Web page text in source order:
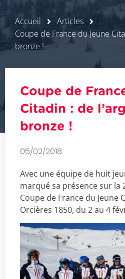
Accueil
Articles
Coupe de France du Jeune
bronze !
Coupe de
Citadin : de
bronze !
05/02/2018
Avec une équipe de huit
marqué sa présence sur la
Coupe de France du Jeune
Orcières 1850, du 2 au 4